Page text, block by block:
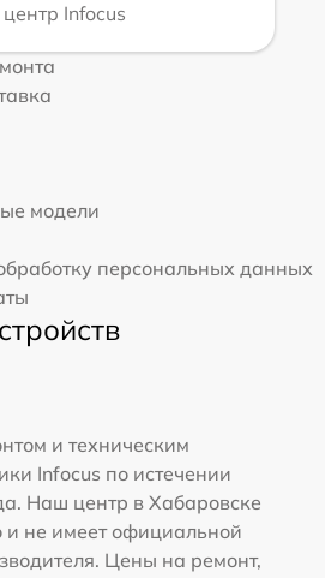
Infocus
модели
персональных данных
и техническим
Infocus по истечении
Наш центр в Хабаровске
и не имеет официальной
Цены на ремонт,